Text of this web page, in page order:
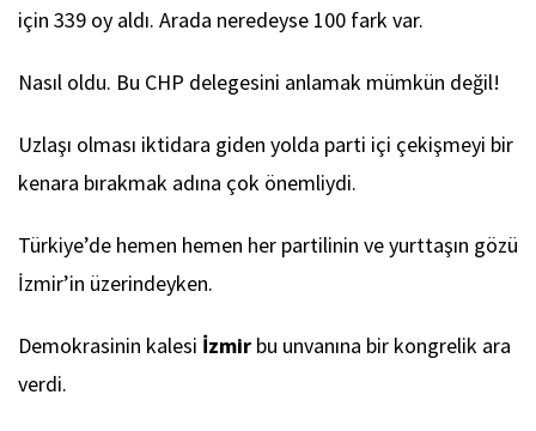
için 339 oy aldı. Arada neredeyse 100 fark var.
Nasıl oldu. Bu CHP delegesini anlamak mümkün değil!
Uzlaşı olması iktidara giden yolda parti içi çekişmeyi bir
kenara bırakmak adına çok önemliydi.
Türkiye’de hemen hemen her partilinin ve yurttaşın gözü
İzmir’in üzerindeyken.
Demokrasinin kalesi İzmir bu unvanına bir kongrelik ara
verdi.